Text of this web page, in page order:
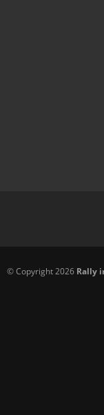
© Copyright 2026 Rally